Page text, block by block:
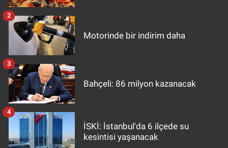
Motorinde bir indirim daha
2
Bahçeli: 86 milyon kazanacak
3
İSKİ: İstanbul'da 6 ilçede su
kesintisi yaşanacak
4